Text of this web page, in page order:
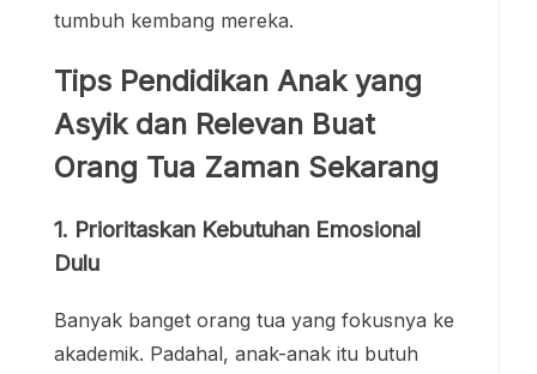
tumbuh kembang mereka.
Tips Pendidikan Anak yang
Asyik dan Relevan Buat
Orang Tua Zaman Sekarang
1. Prioritaskan Kebutuhan Emosional
Dulu
Banyak banget orang tua yang fokusnya ke
akademik. Padahal, anak-anak itu butuh